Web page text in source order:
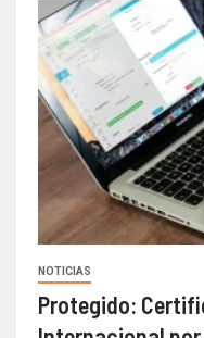
NOTICIAS
Protegido: